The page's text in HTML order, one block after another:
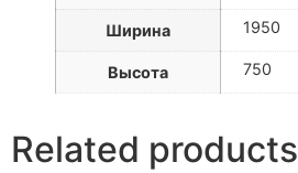
Ширина 1950
Высота 750
Related products